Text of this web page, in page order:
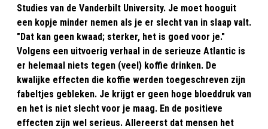
Studies van de Vanderbilt University. Je moet hooguit
een kopje minder nemen als je er slecht van in slaap valt.
"Dat kan geen kwaad; sterker, het is goed voor je."
Volgens een uitvoerig verhaal in de serieuze Atlantic is
er helemaal niets tegen (veel) koffie drinken. De
kwalijke effecten die koffie werden toegeschreven zijn
fabeltjes gebleken. Je krijgt er geen hoge bloeddruk van
en het is niet slecht voor je maag. En de positieve
effecten zijn wel serieus. Allereerst dat mensen het